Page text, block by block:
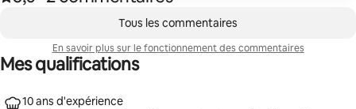
,
Tous les commentaires
En savoir plus sur le fonctionnement des commentaires
Mes qualifications
10 ans d'expérience